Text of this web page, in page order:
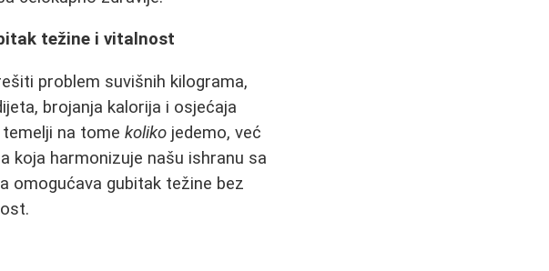
težine i vitalnost
problem suvišnih kilograma,
brojanja kalorija i osjećaja
temelji na tomekoliko jedemo, već
koja harmonizuje našu ishranu sa
omogućava gubitak težine bez